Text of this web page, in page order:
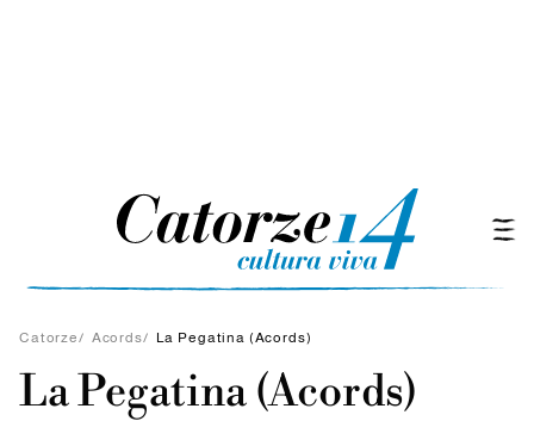
Catorze/ Acords/ La Pegatina (Acords)
La Pegatina (Acords)